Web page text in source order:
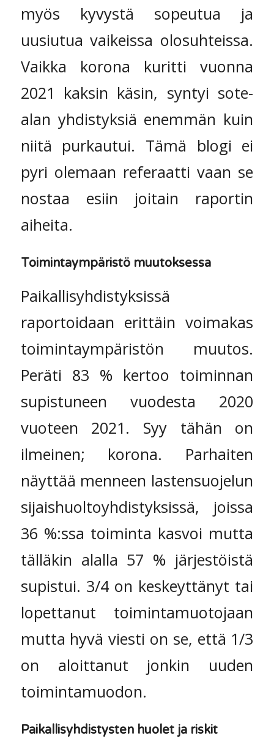
myös kyvystä sopeutua ja
uusiutua vaikeissa olosuhteissa.
Vaikka korona kuritti vuonna
2021 kaksin käsin, syntyi sote-
alan yhdistyksiä enemmän kuin
niitä purkautui. Tämä blogi ei
pyri olemaan referaatti vaan se
nostaa esiin joitain raportin
aiheita.
Toimintaympäristö muutoksessa
Paikallisyhdistyksissä
raportoidaan erittäin voimakas
toimintaympäristön muutos.
Peräti 83 % kertoo toiminnan
supistuneen vuodesta 2020
vuoteen 2021. Syy tähän on
ilmeinen; korona. Parhaiten
näyttää menneen lastensuojelun
sijaishuoltoyhdistyksissä, joissa
36 %:ssa toiminta kasvoi mutta
tälläkin alalla 57 % järjestöistä
supistui. 3/4 on keskeyttänyt tai
lopettanut toimintamuotojaan
mutta hyvä viesti on se, että 1/3
on aloittanut jonkin uuden
toimintamuodon.
Paikallisyhdistysten huolet ja riskit